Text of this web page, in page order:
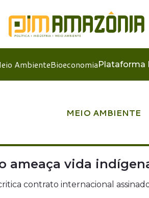
AmbienteBioeconomiaPlataforma
MEIO AMBIENTE
ameaça vida
contrato internacional